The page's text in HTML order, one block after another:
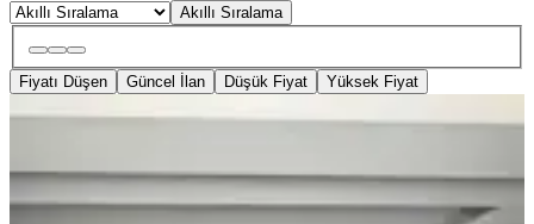
Akıllı Sıralama
Fiyatı Düşen Güncel İlan Düşük Fiyat Yüksek Fiyat
Hürriyet Mahallesi İlçe Jandarma
Akhisar, Hürriyet Mahallesi